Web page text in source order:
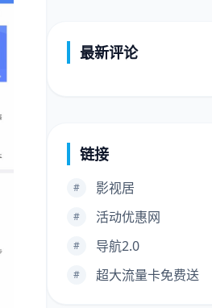
最新评论
链接
# 影视居
# 活动优惠网
# 导航2.0
# 超大流量卡免费送